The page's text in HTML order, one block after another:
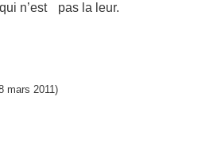
n’est pas la leur.
mars 2011)